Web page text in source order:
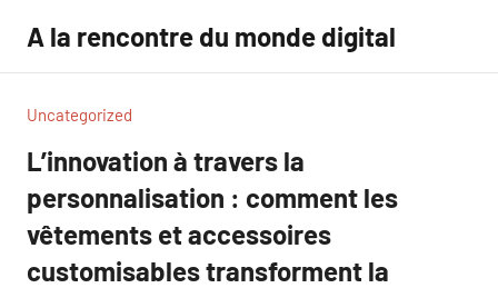
contenu
A la rencontre du monde digital
Uncategorized
L’innovation à travers la
personnalisation : comment les
vêtements et accessoires
customisables transforment la